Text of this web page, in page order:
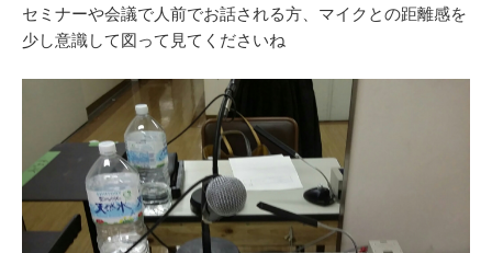
セミナーや会議で人前でお話される方、マイクとの距離感を
少し意識して図って見てくださいね